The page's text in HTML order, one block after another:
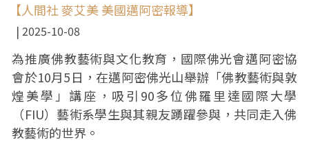
【人間社 麥艾美 美國邁阿密報導】
2025-10-08
為推廣佛教藝術與文化教育，國際佛光會邁阿密協
會於10月5日，在邁阿密佛光山舉辦「佛教藝術與敦
煌美學」講座，吸引90多位佛羅里達國際大學
（FIU）藝術系學生與其親友踴躍參與，共同走入佛
教藝術的世界。